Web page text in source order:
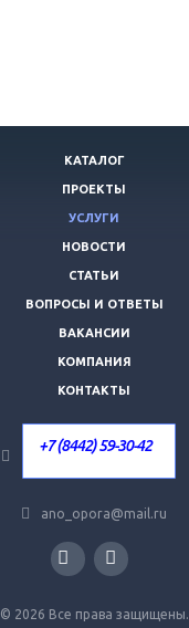
© 2026 Все права защищены.
КАТАЛОГ
ПРОЕКТЫ
УСЛУГИ
НОВОСТИ
СТАТЬИ
ВОПРОСЫ И ОТВЕТЫ
ВАКАНСИИ
КОМПАНИЯ
КОНТАКТЫ
+7 (8442) 59-30-42
ano_opora@mail.ru